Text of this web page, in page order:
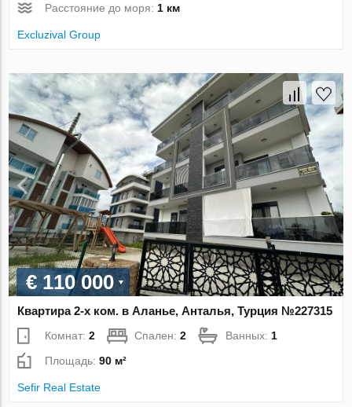
Расстояние до моря:1 км
Excluzival Group
€ 110 000
Квартира 2-х ком. в Аланье, Анталья, Турция №227315
Комнат:2 Спален:2 Ванных: 1
Площадь:90 м²
Sefir Real Estate